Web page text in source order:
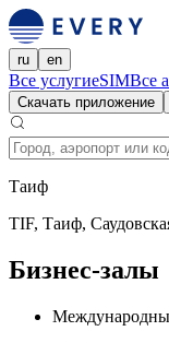
ru en
Все услугиeSIMВсе
Скачать приложение
Таиф
TIF, Таиф,
Бизнес-залы